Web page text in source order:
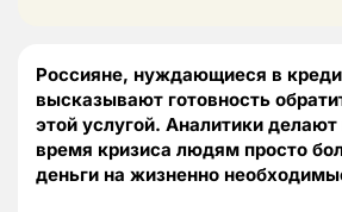
Россияне, нуждающиеся в
высказывают готовность
этой услугой. Аналитики
время кризиса людям просто
деньги на жизненно